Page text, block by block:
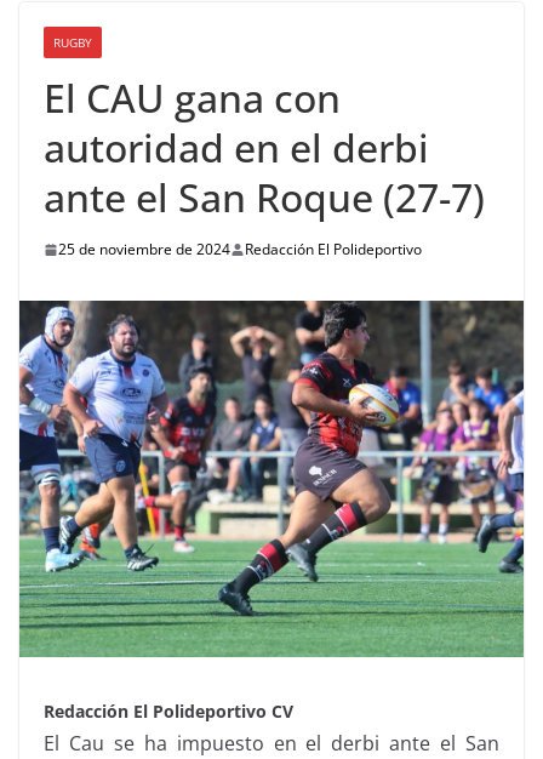
RUGBY
El CAU gana con
autoridad en el derbi
ante el San Roque (27-7)
25 de noviembre de 2024 Redacción El Polideportivo
Redacción El Polideportivo CV
El Cau se ha impuesto en el derbi ante el San